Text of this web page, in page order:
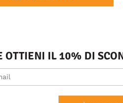
OTTIENI IL 10% DI